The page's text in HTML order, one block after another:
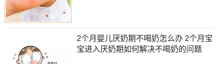
2个月婴儿厌奶期不喝奶怎么办 2个月宝
宝进入厌奶期如何解决不喝奶的问题